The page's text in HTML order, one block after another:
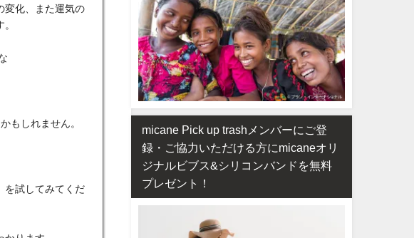
変化、また運気の
もしれません。
を試してみてくだ
micane Pick up trashメンバーにご登
録・ご協力いただける方にmicaneオリ
ジナルビブス&シリコンバンドを無料
プレゼント！